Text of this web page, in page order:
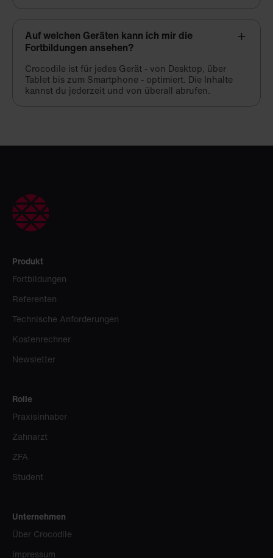
Auf welchen Geräten kann ich mir die
Fortbildungen ansehen?
Crocodile ist für jedes Gerät - von Desktop, über
Tablet bis zum Smartphone - optimiert. Die Inhalte
kannst du jederzeit und von überall abrufen.
Produkt
Fortbildungen
Referenten
Technische Anforderungen
Kostenrechner
Newsletter
Rolle
Praxisinhaber
Zahnarzt
ZFA
Student
Unternehmen
Über Crocodile
Impressum